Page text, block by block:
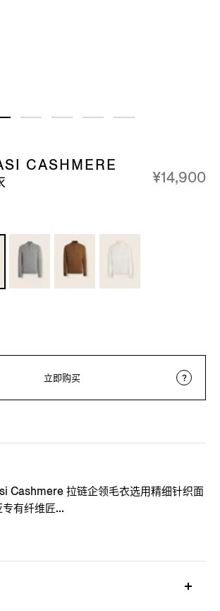
CASHMERE
¥14,900
立即购买
Cashmere 拉链企领毛衣选用精细针织面
有纤维匠...